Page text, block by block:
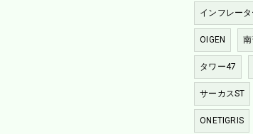
インフレータ
OIGEN
タワー47
サーカスST
ONETIGRIS